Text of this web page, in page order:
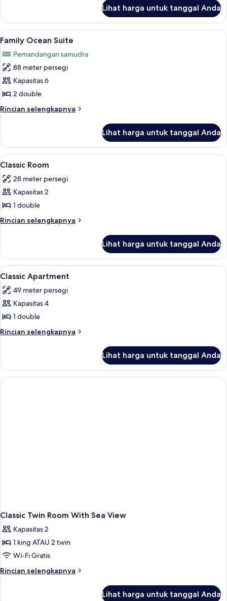
Classic
Mountain
Room
Lihat harga untuk tanggal Anda
Lihat
semua
foto
untuk
Family
Ocean
Suite
Family Ocean Suite | Seprai katun
14
Family Ocean Suite
Pemandangan samudra
88 meter persegi
Kapasitas 6
2 double
Rincian selengkapnya
Rincian
Family
Ocean
Suite
Lihat harga untuk tanggal Anda
Lihat
semua
foto
untuk
Classic
Room
10
Classic Room
28 meter persegi
Kapasitas 2
1 double
Rincian selengkapnya
Rincian
Classic
Room
Lihat harga untuk tanggal Anda
Lihat
semua
foto
untuk
Classic
Apartment
13
Classic Apartment
49 meter persegi
Kapasitas 4
1 double
Rincian selengkapnya
Rincian
Classic
Apartment
Lihat harga untuk tanggal Anda
Classic Twin Room With Sea View
Kapasitas 2
1 king ATAU 2 twin
Wi-Fi Gratis
Rincian selengkapnya
Rincian
Lihat harga untuk tanggal Anda